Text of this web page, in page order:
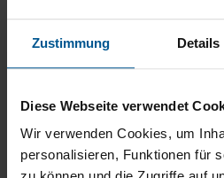
Zustimmung Details
Diese Webseite verwendet
Wir verwenden Cookies, um
personalisieren, Funktionen für